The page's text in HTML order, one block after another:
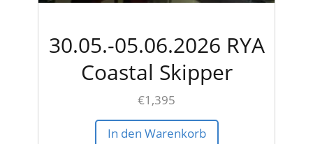
30.05.-05.06.2026 RYA
Coastal Skipper
€1,395
In den Warenkorb